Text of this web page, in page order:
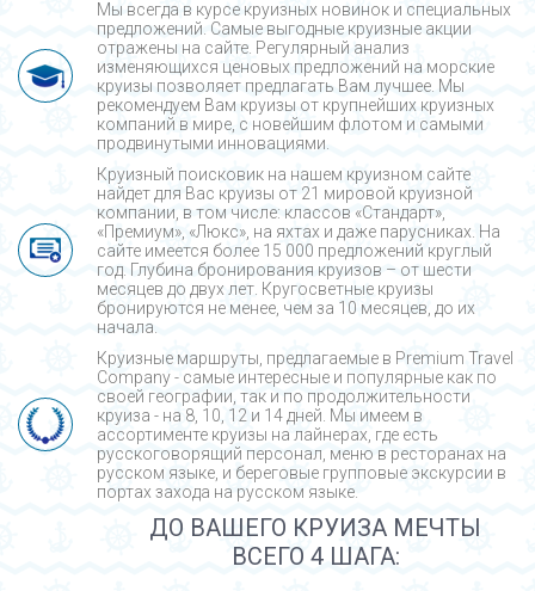
Мы всегда в курсе круизных новинок и специальных
предложений. Самые выгодные круизные акции
отражены на сайте. Регулярный анализ
изменяющихся ценовых предложений на морские
круизы позволяет предлагать Вам лучшее. Мы
рекомендуем Вам круизы от крупнейших круизных
компаний в мире, с новейшим флотом и самыми
продвинутыми инновациями.
Круизный поисковик на нашем круизном сайте
найдет для Вас круизы от 21 мировой круизной
компании, в том числе: классов «Стандарт»,
«Премиум», «Люкс», на яхтах и даже парусниках. На
сайте имеется более 15 000 предложений круглый
год. Глубина бронирования круизов – от шести
месяцев до двух лет. Кругосветные круизы
бронируются не менее, чем за 10 месяцев, до их
начала.
Круизные маршруты, предлагаемые в Premium Travel
Company - cамые интересные и популярные как по
своей географии, так и по продолжительности
круиза - на 8, 10, 12 и 14 дней. Мы имеем в
ассортименте круизы на лайнерах, где есть
русскоговорящий персонал, меню в ресторанах на
русском языке, и береговые групповые экскурсии в
портах захода на русском языке.
ДО ВАШЕГО КРУИЗА МЕЧТЫ
ВСЕГО 4 ШАГА: